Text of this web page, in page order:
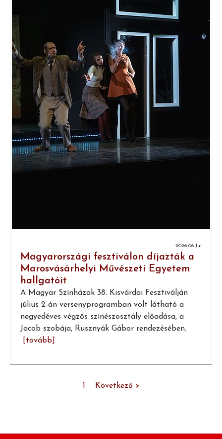
2026 06 Jul
Magyarországi fesztiválon díjazták a
Marosvásárhelyi Művészeti Egyetem
hallgatóit
A Magyar Színházak 38. Kisvárdai Fesztiválján
július 2-án versenyprogramban volt látható a
negyedéves végzős színészosztály előadása, a
Jacob szobája, Rusznyák Gábor rendezésében.
[tovább]
1 Következő >